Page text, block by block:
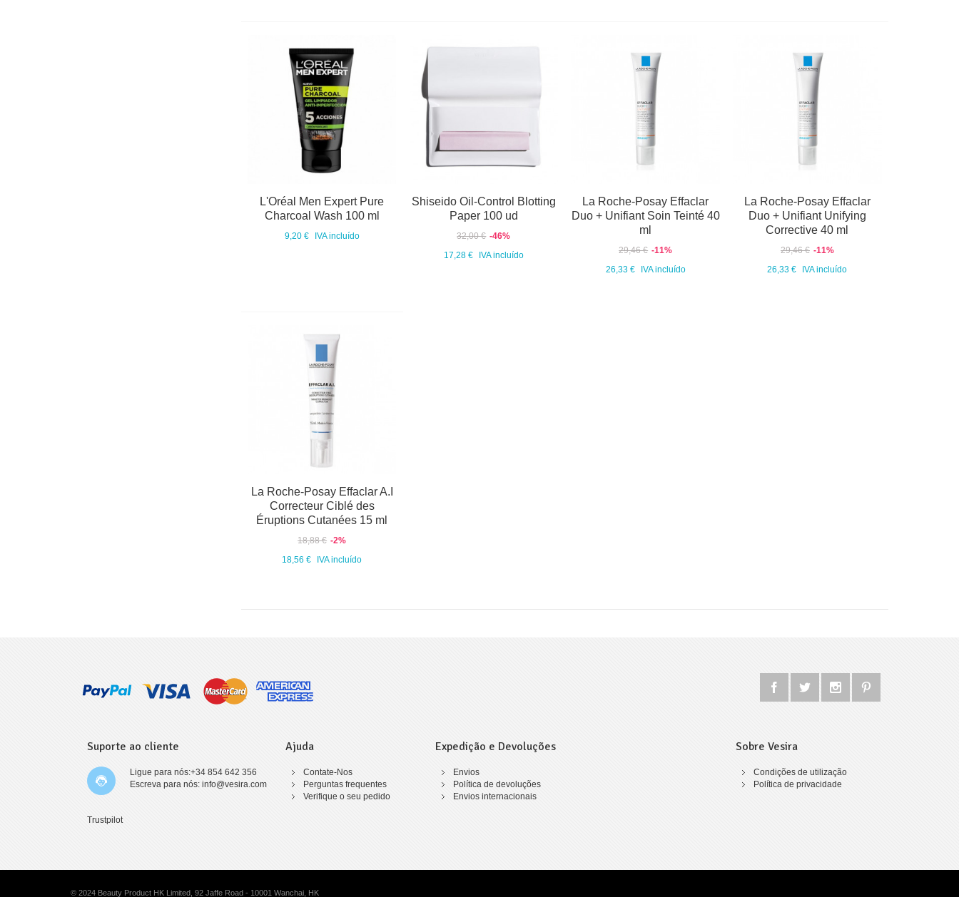
L'Oréal Men Expert Pure
Charcoal Wash 100 ml
9,20 € IVA incluído
Shiseido Oil-Control Blotting
Paper 100 ud
32,00 € -46%
17,28 €
IVA incluído
La Roche-Posay Effaclar
Duo + Unifiant Soin Teinté 40
ml
29,46 € -11%
26,33 €
IVA incluído
La Roche-Posay Effaclar
Duo + Unifiant Unifying
Corrective 40 ml
29,46 € -11%
26,33 €
IVA incluído
La Roche-Posay Effaclar A.I
Correcteur Ciblé des
Éruptions Cutanées 15 ml
18,88 € -2%
18,56 €
IVA incluído
Suporte ao cliente
Ligue para nós:+34 854 642 356
Escreva para nós: info@vesira.com
Trustpilot
Ajuda
Contate-Nos
Perguntas frequentes
Verifique o seu pedido
Expedição e Devoluções
Envios
Política de devoluções
Envios internacionais
Sobre Vesira
Condições de utilização
Política de privacidade
© 2024 Beauty Product HK Limited, 92 Jaffe Road - 10001 Wanchai, HK